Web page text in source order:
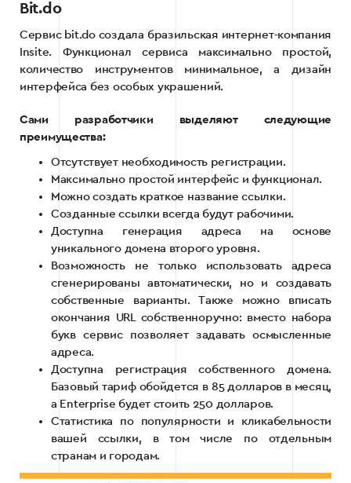
Bit.do
Сервис bit.do создала бразильская интернет-компания
Insite. Функционал сервиса максимально простой,
количество инструментов минимальное, а дизайн
интерфейса без особых украшений.
Сами разработчики выделяют следующие
преимущества:
Отсутствует необходимость регистрации.
Максимально простой интерфейс и функционал.
Можно создать краткое название ссылки.
Созданные ссылки всегда будут рабочими.
Доступна генерация адреса на основе
уникального домена второго уровня.
Возможность не только использовать адреса
сгенерированы автоматически, но и создавать
собственные варианты. Также можно вписать
окончания URL собственноручно: вместо набора
букв сервис позволяет задавать осмысленные
адреса.
Доступна регистрация собственного домена.
Базовый тариф обойдется в 85 долларов в месяц,
а Enterprise будет стоить 250 долларов.
Статистика по популярности и кликабельности
вашей ссылки, в том числе по отдельным
странам и городам.